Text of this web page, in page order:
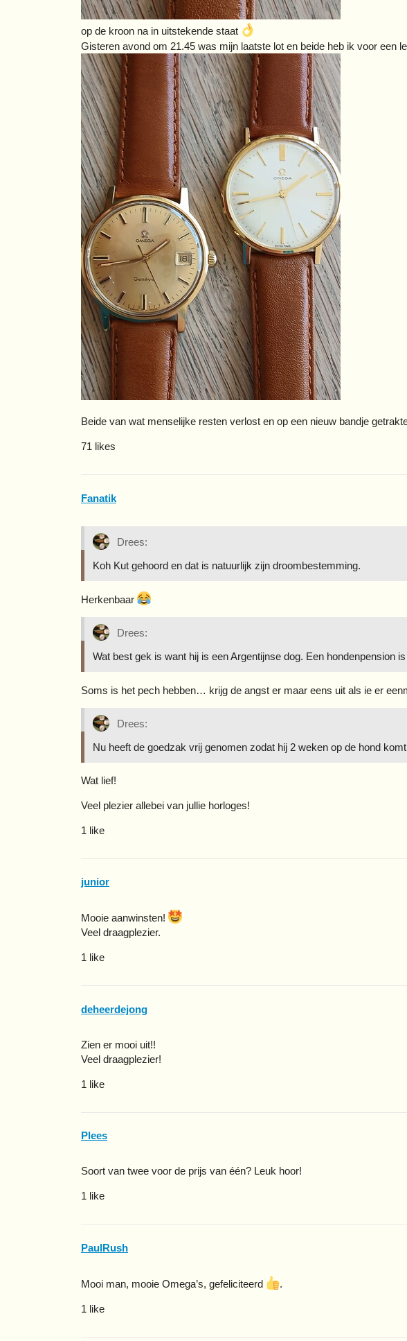
op de kroon na in uitstekende staat
Gisteren avond om 21.45 was mijn laatste lot en beide heb ik voor een
Beide van wat menselijke resten verlost en op een nieuw bandje
71 likes
Fanatik
Drees:
Koh Kut gehoord en dat is natuurlijk zijn droombestemming.
Herkenbaar
Drees:
Wat best gek is want hij is een Argentijnse dog. Een hondenpension
Soms is het pech hebben… krijg de angst er maar eens uit als ie er
Drees:
Nu heeft de goedzak vrij genomen zodat hij 2 weken op de hond
Wat lief!
Veel plezier allebei van jullie horloges!
1 like
junior
Mooie aanwinsten!
Veel draagplezier.
1 like
deheerdejong
Zien er mooi uit!!
Veel draagplezier!
1 like
Plees
Soort van twee voor de prijs van één? Leuk hoor!
1 like
PaulRush
Mooi man, mooie Omega’s, gefeliciteerd .
1 like